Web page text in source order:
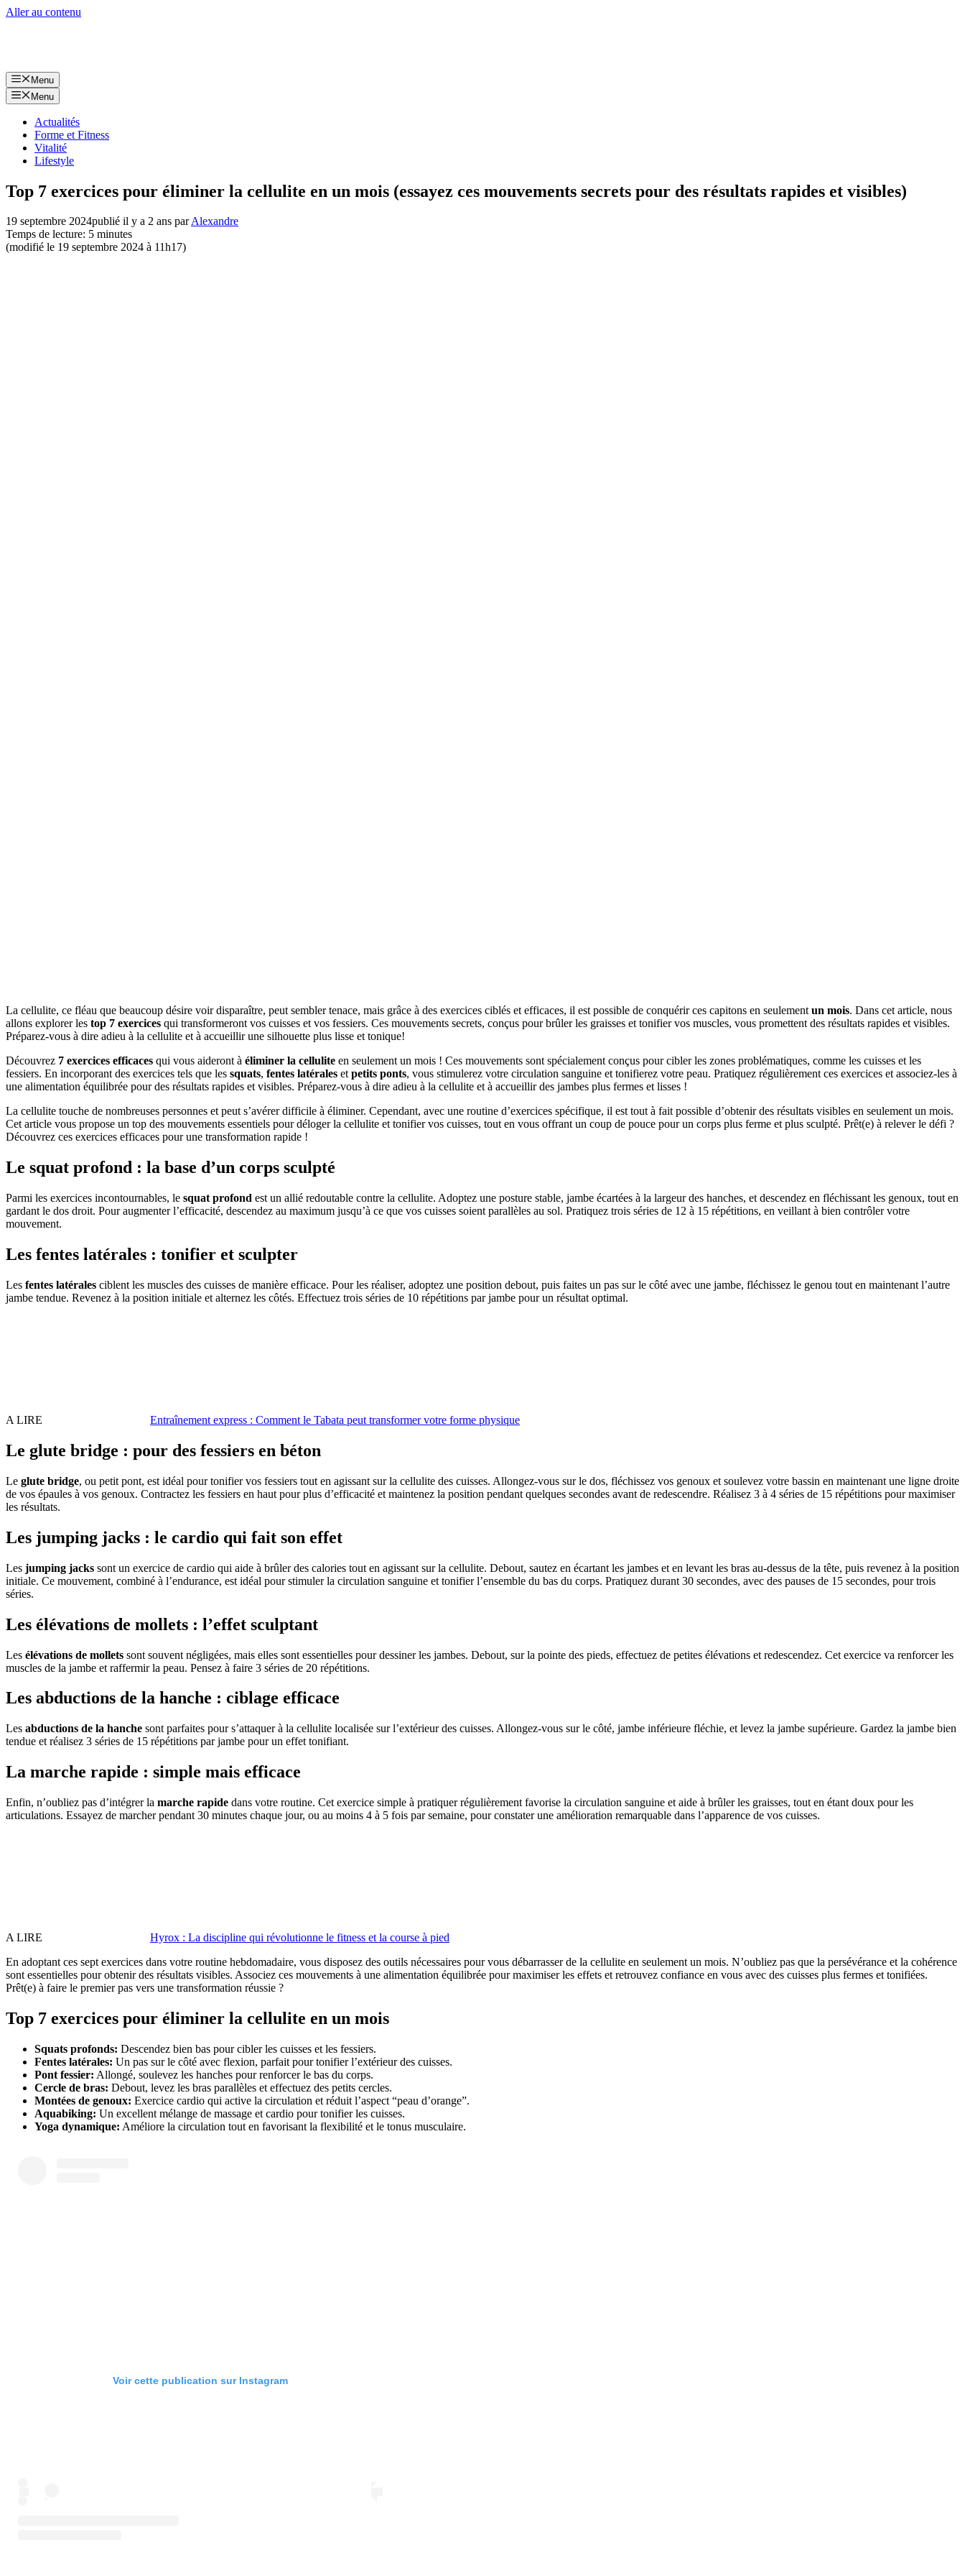
Aller au contenu
Menu
Menu
Actualités
Forme et Fitness
Vitalité
Lifestyle
Top 7 exercices pour éliminer la cellulite en un mois (essayez ces mouvements secrets pour des résultats rapides et visibles)
19 septembre 2024publié il y a 2 ans parAlexandre
Temps de lecture: 5 minutes
(modifié le 19 septembre 2024 à 11h17)
La cellulite, ce fléau que beaucoup désire voir disparaître, peut sembler tenace, mais grâce à des exercices ciblés et efficaces, il est possible de conquérir ces capitons en seulementun mois. Dans cet article, nous
allons explorer les top 7 exercices qui transformeront vos cuisses et vos fessiers. Ces mouvements secrets, conçus pour brûler les graisses et tonifier vos muscles, vous promettent des résultats rapides et visibles.
Préparez-vous à dire adieu à la cellulite et à accueillir une silhouette plus lisse et tonique!
Découvrez 7 exercices efficaces qui vous aideront à éliminer la cellulite en seulement un mois ! Ces mouvements sont spécialement conçus pour cibler les zones problématiques, comme les cuisses et les
fessiers. En incorporant des exercices tels que les squats, fentes latérales etpetits ponts, vous stimulerez votre circulation sanguine et tonifierez votre peau. Pratiquez régulièrement ces exercices et associez-les à
une alimentation équilibrée pour des résultats rapides et visibles. Préparez-vous à dire adieu à la cellulite et à accueillir des jambes plus fermes et lisses !
La cellulite touche de nombreuses personnes et peut s’avérer difficile à éliminer. Cependant, avec une routine d’exercices spécifique, il est tout à fait possible d’obtenir des résultats visibles en seulement un mois.
Cet article vous propose un top des mouvements essentiels pour déloger la cellulite et tonifier vos cuisses, tout en vous offrant un coup de pouce pour un corps plus ferme et plus sculpté. Prêt(e) à relever le défi ?
Découvrez ces exercices efficaces pour une transformation rapide !
Le squat profond : la base d’un corps sculpté
Parmi les exercices incontournables, le squat profond est un allié redoutable contre la cellulite. Adoptez une posture stable, jambe écartées à la largeur des hanches, et descendez en fléchissant les genoux, tout en
gardant le dos droit. Pour augmenter l’efficacité, descendez au maximum jusqu’à ce que vos cuisses soient parallèles au sol. Pratiquez trois séries de 12 à 15 répétitions, en veillant à bien contrôler votre
mouvement.
Les fentes latérales : tonifier et sculpter
Les fentes latérales ciblent les muscles des cuisses de manière efficace. Pour les réaliser, adoptez une position debout, puis faites un pas sur le côté avec une jambe, fléchissez le genou tout en maintenant l’autre
jambe tendue. Revenez à la position initiale et alternez les côtés. Effectuez trois séries de 10 répétitions par jambe pour un résultat optimal.
A LIRE Entraînement express : Comment le Tabata peut transformer votre forme physique
Le glute bridge : pour des fessiers en béton
Le glute bridge, ou petit pont, est idéal pour tonifier vos fessiers tout en agissant sur la cellulite des cuisses. Allongez-vous sur le dos, fléchissez vos genoux et soulevez votre bassin en maintenant une ligne droite
de vos épaules à vos genoux. Contractez les fessiers en haut pour plus d’efficacité et maintenez la position pendant quelques secondes avant de redescendre. Réalisez 3 à 4 séries de 15 répétitions pour maximiser
les résultats.
Les jumping jacks : le cardio qui fait son effet
Les jumping jacks sont un exercice de cardio qui aide à brûler des calories tout en agissant sur la cellulite. Debout, sautez en écartant les jambes et en levant les bras au-dessus de la tête, puis revenez à la position
initiale. Ce mouvement, combiné à l’endurance, est idéal pour stimuler la circulation sanguine et tonifier l’ensemble du bas du corps. Pratiquez durant 30 secondes, avec des pauses de 15 secondes, pour trois
séries.
Les élévations de mollets : l’effet sculptant
Les élévations de mollets sont souvent négligées, mais elles sont essentielles pour dessiner les jambes. Debout, sur la pointe des pieds, effectuez de petites élévations et redescendez. Cet exercice va renforcer les
muscles de la jambe et raffermir la peau. Pensez à faire 3 séries de 20 répétitions.
Les abductions de la hanche : ciblage efficace
Les abductions de la hanche sont parfaites pour s’attaquer à la cellulite localisée sur l’extérieur des cuisses. Allongez-vous sur le côté, jambe inférieure fléchie, et levez la jambe supérieure. Gardez la jambe bien
tendue et réalisez 3 séries de 15 répétitions par jambe pour un effet tonifiant.
La marche rapide : simple mais efficace
Enfin, n’oubliez pas d’intégrer la marche rapide dans votre routine. Cet exercice simple à pratiquer régulièrement favorise la circulation sanguine et aide à brûler les graisses, tout en étant doux pour les
articulations. Essayez de marcher pendant 30 minutes chaque jour, ou au moins 4 à 5 fois par semaine, pour constater une amélioration remarquable dans l’apparence de vos cuisses.
A LIRE
Hyrox : La discipline qui révolutionne le fitness et la course à pied
En adoptant ces sept exercices dans votre routine hebdomadaire, vous disposez des outils nécessaires pour vous débarrasser de la cellulite en seulement un mois. N’oubliez pas que la persévérance et la cohérence
sont essentielles pour obtenir des résultats visibles. Associez ces mouvements à une alimentation équilibrée pour maximiser les effets et retrouvez confiance en vous avec des cuisses plus fermes et tonifiées.
Prêt(e) à faire le premier pas vers une transformation réussie ?
Top 7 exercices pour éliminer la cellulite en un mois
Squats profonds: Descendez bien bas pour cibler les cuisses et les fessiers.
Fentes latérales: Un pas sur le côté avec flexion, parfait pour tonifier l’extérieur des cuisses.
Pont fessier: Allongé, soulevez les hanches pour renforcer le bas du corps.
Cercle de bras: Debout, levez les bras parallèles et effectuez des petits cercles.
Montées de genoux: Exercice cardio qui active la circulation et réduit l’aspect “peau d’orange”.
Aquabiking: Un excellent mélange de massage et cardio pour tonifier les cuisses.
Yoga dynamique: Améliore la circulation tout en favorisant la flexibilité et le tonus musculaire.
Voir cette publication sur Instagram